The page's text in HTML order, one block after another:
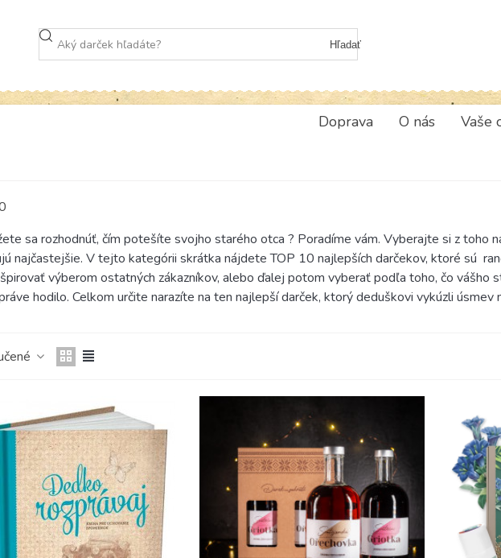
Hľadať
Doprava O nás Vaše
sa rozhodnúť, čím potešíte svojho starého otca ? Poradíme vám. Vyberajte si z toho
najčastejšie. V tejto kategórii skrátka nájdete TOP 10 najlepších darčekov, ktoré sú
výberom ostatných zákazníkov, alebo ďalej potom vyberať podľa toho, čo vášho
hodilo. Celkom určite narazíte na ten najlepší darček, ktorý deduškovi vykúzli úsmev